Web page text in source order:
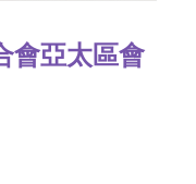
會亞太區會